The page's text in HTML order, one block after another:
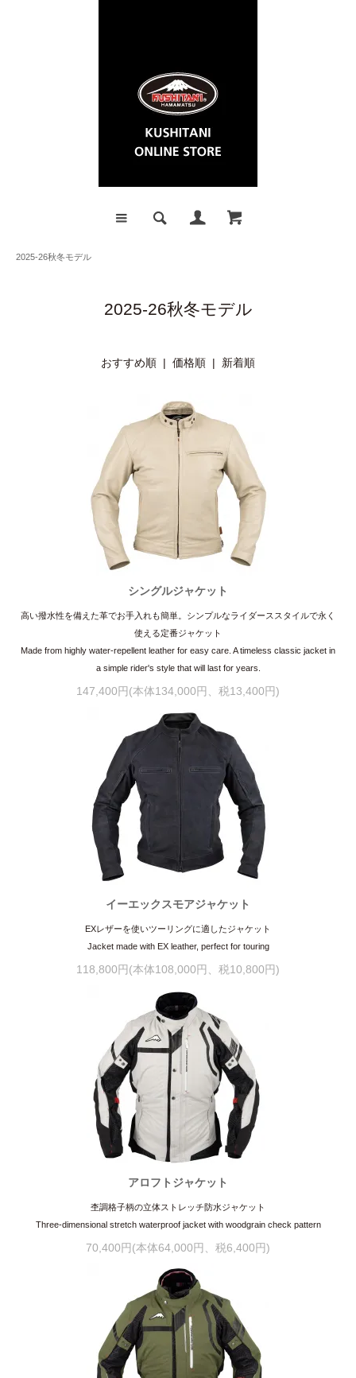
2025-26秋冬モデル
2025-26秋冬モデル
おすすめ順 | 価格順 | 新着順
シングルジャケット
高い撥水性を備えた革でお手入れも簡単。シンプルなライダーススタイルで永く
使える定番ジャケット
Made from highly water-repellent leather for easy care. A timeless classic jacket in
a simple rider's style that will last for years.
147,400円(本体134,000円、税13,400円)
イーエックスモアジャケット
EXレザーを使いツーリングに適したジャケット
Jacket made with EX leather, perfect for touring
118,800円(本体108,000円、税10,800円)
アロフトジャケット
杢調格子柄の立体ストレッチ防水ジャケット
Three-dimensional stretch waterproof jacket with woodgrain check pattern
70,400円(本体64,000円、税6,400円)